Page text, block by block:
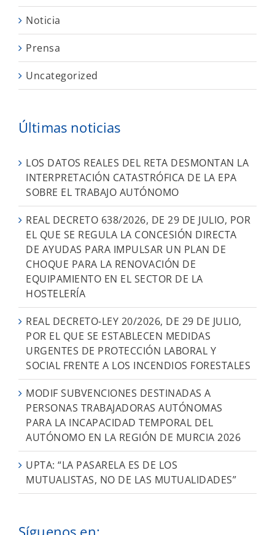
Noticia
Prensa
Uncategorized
Últimas noticias
LOS DATOS REALES DEL RETA DESMONTAN LA
INTERPRETACIÓN CATASTRÓFICA DE LA EPA
SOBRE EL TRABAJO AUTÓNOMO
REAL DECRETO 638/2026, DE 29 DE JULIO, POR
EL QUE SE REGULA LA CONCESIÓN DIRECTA
DE AYUDAS PARA IMPULSAR UN PLAN DE
CHOQUE PARA LA RENOVACIÓN DE
EQUIPAMIENTO EN EL SECTOR DE LA
HOSTELERÍA
REAL DECRETO-LEY 20/2026, DE 29 DE JULIO,
POR EL QUE SE ESTABLECEN MEDIDAS
URGENTES DE PROTECCIÓN LABORAL Y
SOCIAL FRENTE A LOS INCENDIOS FORESTALES
MODIF SUBVENCIONES DESTINADAS A
PERSONAS TRABAJADORAS AUTÓNOMAS
PARA LA INCAPACIDAD TEMPORAL DEL
AUTÓNOMO EN LA REGIÓN DE MURCIA 2026
UPTA: “LA PASARELA ES DE LOS
MUTUALISTAS, NO DE LAS MUTUALIDADES”